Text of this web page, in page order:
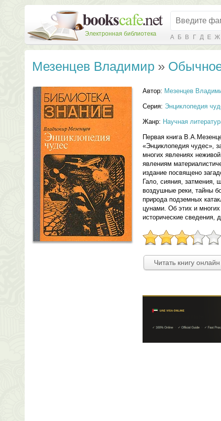
Электронная библиотека А Б В Г Д Е Ж
Мезенцев Владимир »
Автор: Мезенцев
Серия: Энциклопедия
Жанр: Научная
Первая книга
«Энциклопедия чудес»,
многих явлениях
явлениям
издание посвящено
Гало, сияния, затмения,
воздушные реки, тайны
природа подземных
цунами. Об этих и
исторические сведения,
Читать книгу